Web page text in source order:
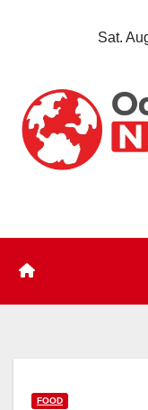
Sat.
FOOD